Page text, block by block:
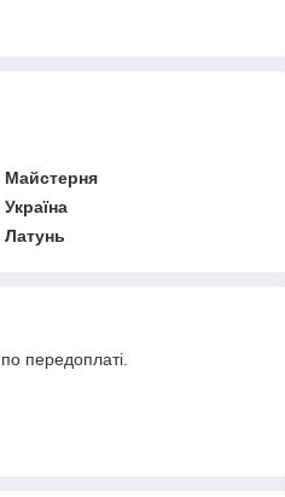
Майстерня
Україна
Латунь
передоплаті.